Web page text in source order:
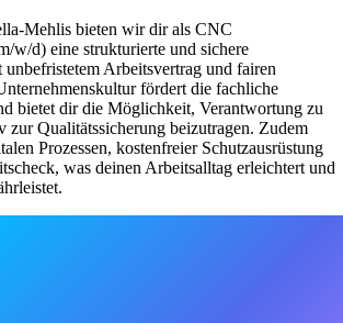
Mehlis bieten wir dir als CNC
w/d) eine strukturierte und sichere
Arbeitsvertrag und fairen
fördert die fachliche
bietet dir die Möglichkeit, Verantwortung zu
zur Qualitätssicherung beizutragen. Zudem
Prozessen, kostenfreier Schutzausrüstung
was deinen Arbeitsalltag erleichtert und